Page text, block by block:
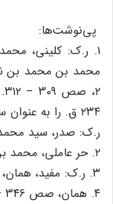
پی‌نوشت‌ها:
محمد بن محمد بن
۲۳۴ ق. را به
ر.ک: صدر، سید محمد،
۲. حر عاملی، محمد بن حسن، إثبات الهداه، ج ۳، ص ۵۷۰، ح ۶۸۵.
۳. ر.ک: مفید، همان، ص ۳۳۶.
۴. همان، صص ۳۴۶ – ۳۴۵. کلینی، همان، ص ۵۳۳، ح ۱۲.